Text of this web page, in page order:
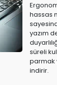
hassas
yazım
süreli
parmak
indirir.